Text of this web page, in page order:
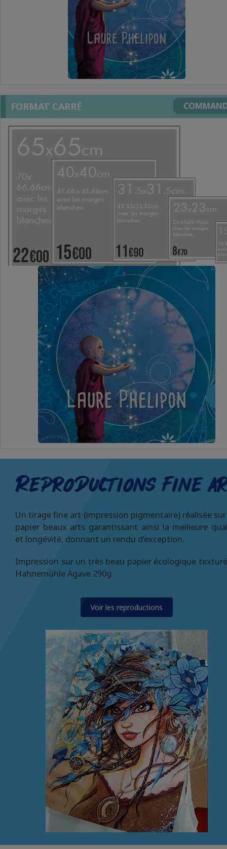
FORMAT CARRÉ
Reproductions fine
Un tirage fine art (impression pigmentaire) réalisée
papier beaux arts garantissant ainsi la meilleure
et longévité, donnant un rendu d’exception.
Impression sur un très beau papier écologique
Hahnemühle Agave 290g.
Voir les reproductions